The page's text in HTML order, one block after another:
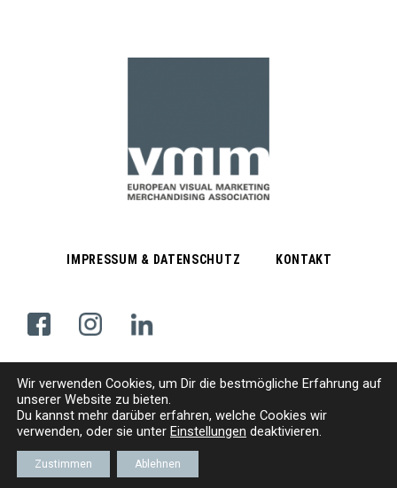
IMPRESSUM & DATENSCHUTZ KONTAKT
Subscribe Newsletter
© VMM | EUROPÄISCHER VERBAND VISUELLES MARKETING/MERCHANDISING E. V.
Wir verwenden Cookies, um Dir die bestmögliche Erfahrung auf
unserer Website zu bieten.
Du kannst mehr darüber erfahren, welche Cookies wir
verwenden, oder sie unter Einstellungen deaktivieren.
Zustimmen Ablehnen